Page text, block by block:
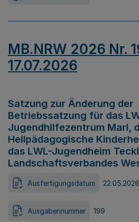
MB.NRW 2026 Nr.
17.07.2026
Satzung zur Änderung der
Betriebssatzung für das
Jugendhilfezentrum Marl,
Heilpädagogische
das LWL-Jugendheim
Landschaftsverbandes
Ausfertigungsdatum 22.05.2026
Ausgabennummer 199